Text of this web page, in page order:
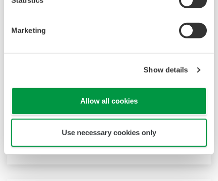
Marketing
Show details
Allow all cookies
Use necessary cookies only
Desde plantas de proceso hasta ubicaciones
remotas, nuestros PLC de control de procesos y
unidades terminales remotas (RTU) ayudan a
los usuarios a maximizar la excelencia
Controlador autónomo (FCN-500)
Baja Potencia Controlador autónomo de
consumo (FCN-RTU)
Software de servidor de datos versátil (VDS)